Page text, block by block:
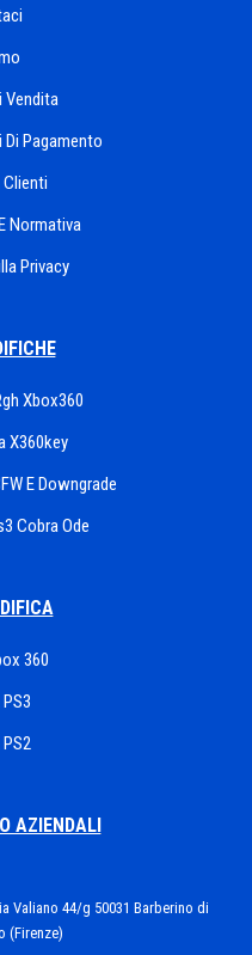
Vendita
Pagamento
Normativa
Privacy
Xbox360
X360key
E Downgrade
Cobra Ode
360
AZIENDALI
Valiano 44/g 50031 Barberino di
(Firenze)